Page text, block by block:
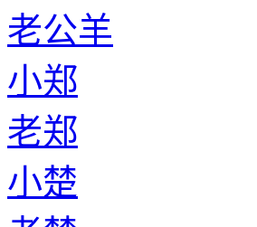
老公羊
小郑
老郑
小楚